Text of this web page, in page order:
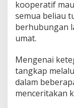
kooperatif
semua beliau
berhubungan
umat.
Mengenai
tangkap
dalam
menceritakan